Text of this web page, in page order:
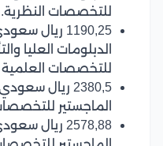
للتخصصات النظرية.
1190,25
الدبلومات العليا
للتخصصات
2380,5 ريال
الماجستير
2578,88